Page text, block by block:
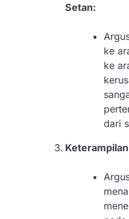
Setan:
ke
ke
dari